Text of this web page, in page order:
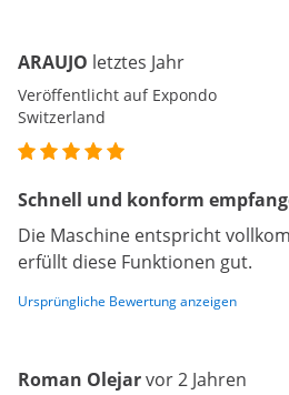
ARAUJO letztes Jahr
Veröffentlicht auf Expondo
Switzerland
Schnell und konform
Die Maschine entspricht
erfüllt diese Funktionen gut.
Ursprüngliche Bewertung anzeigen
Roman Olejarvor 2 Jahren